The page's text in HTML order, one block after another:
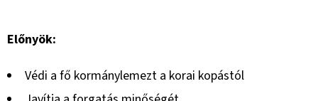
Előnyök:
Védi a fő kormánylemezt a korai kopástól